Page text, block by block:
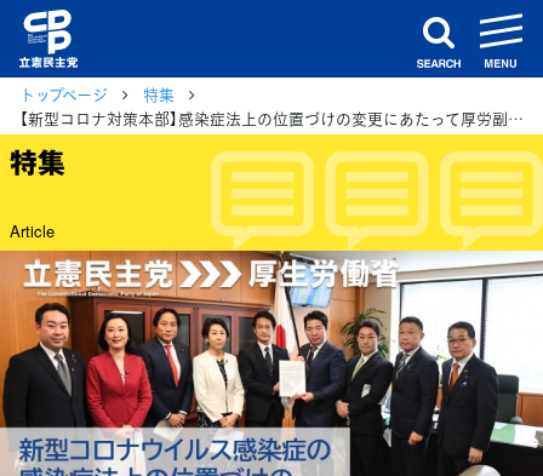
search
トップページ
特集
【新型コロナ対策本部】感染症法上の位置づけの変更にあたって厚労副大臣に緊急要請
特集
Article